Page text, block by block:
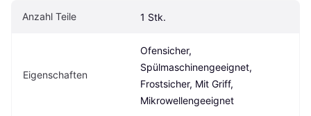
Anzahl Teile 1 Stk.
Eigenschaften
Ofensicher,
Spülmaschinengeeignet,
Frostsicher, Mit Griff,
Mikrowellengeeignet